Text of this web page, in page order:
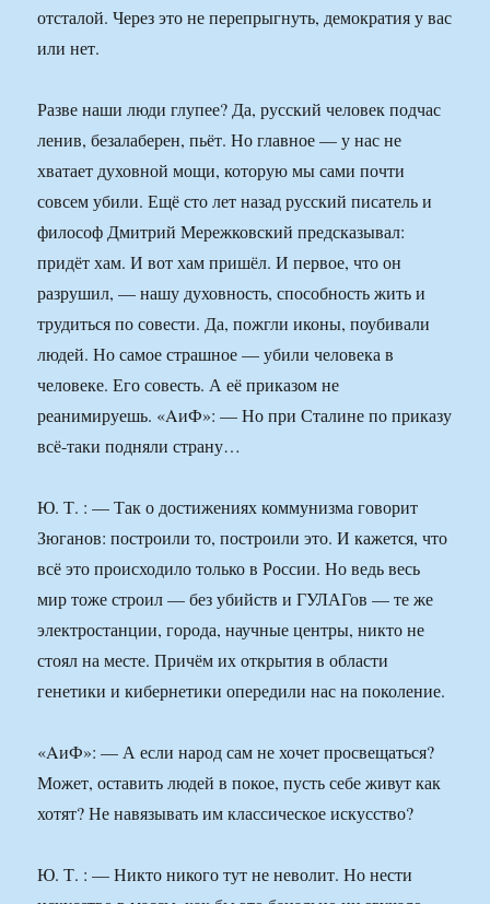
отсталой. Через это не перепрыгнуть, демократия у вас
или нет.
Разве наши люди глупее? Да, русский человек подчас
ленив, безалаберен, пьёт. Но главное — у нас не
хватает духовной мощи, которую мы сами почти
совсем убили. Ещё сто лет назад русский писатель и
философ Дмитрий Мережковский предсказывал:
придёт хам. И вот хам пришёл. И первое, что он
разрушил, — нашу духовность, способность жить и
трудиться по совести. Да, пожгли иконы, поубивали
людей. Но самое страшное — убили человека в
человеке. Его совесть. А её приказом не
реанимируешь. «AиФ»: — Но при Сталине по приказу
всё-таки подняли страну…
Ю. Т. : — Так о достижениях коммунизма говорит
Зюганов: построили то, построили это. И кажется, что
всё это происходило только в России. Но ведь весь
мир тоже строил — без убийств и ГУЛАГов — те же
электростанции, города, научные центры, никто не
стоял на месте. Причём их открытия в области
генетики и кибернетики опередили нас на поколение.
«AиФ»: — А если народ сам не хочет просвещаться?
Может, оставить людей в покое, пусть себе живут как
хотят? Не навязывать им классическое искусство?
Ю. Т. : — Никто никого тут не неволит. Но нести